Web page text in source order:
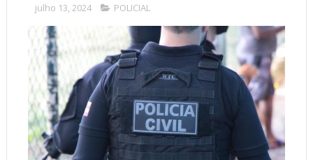
julho 13, 2024 POLICIAL